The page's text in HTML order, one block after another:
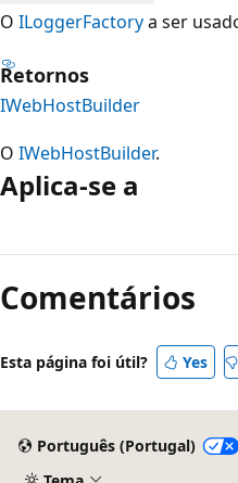
O ILoggerFactorya ser
Retornos
IWebHostBuilder
O IWebHostBuilder.
Aplica-se a
de
leitura
Comentários
Esta página foi útil? Yes
Português (Portugal)